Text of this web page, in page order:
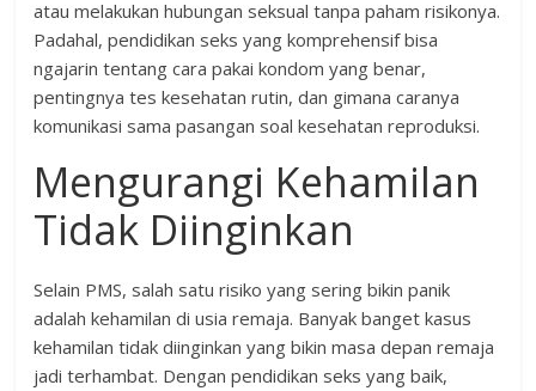
atau melakukan hubungan seksual tanpa paham risikonya.
Padahal, pendidikan seks yang komprehensif bisa
ngajarin tentang cara pakai kondom yang benar,
pentingnya tes kesehatan rutin, dan gimana caranya
komunikasi sama pasangan soal kesehatan reproduksi.
Mengurangi Kehamilan
Tidak Diinginkan
Selain PMS, salah satu risiko yang sering bikin panik
adalah kehamilan di usia remaja. Banyak banget kasus
kehamilan tidak diinginkan yang bikin masa depan remaja
jadi terhambat. Dengan pendidikan seks yang baik,